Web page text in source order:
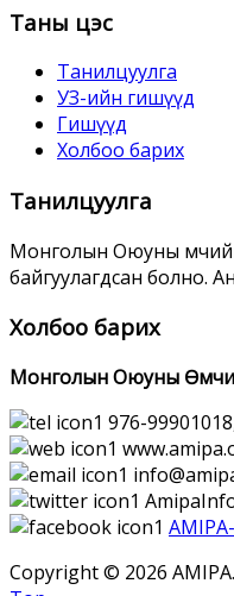
Таны цэс
Танилцуулга
УЗ-ийн гишүүд
Гишүүд
Холбоо барих
Танилцуулга
Монголын Оюуны
байгуулагдсан болно.
Холбоо барих
Монголын Оюуны
976-
Copyright © 2026